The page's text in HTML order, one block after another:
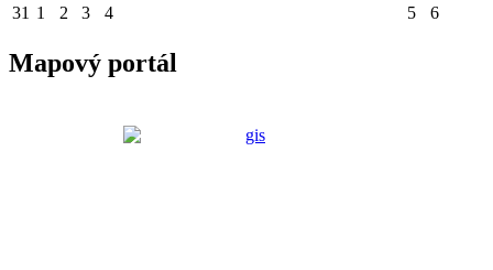
31 1 2 3 4 5 6
Mapový portál